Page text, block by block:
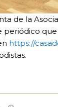
de la
periódico
https://